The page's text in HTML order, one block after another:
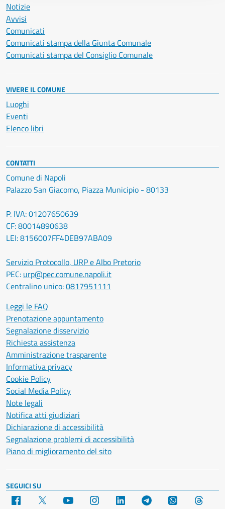
Notizie
Avvisi
Comunicati
Comunicati stampa della Giunta Comunale
Comunicati stampa del Consiglio Comunale
VIVERE IL COMUNE
Luoghi
Eventi
Elenco libri
CONTATTI
Comune di Napoli
Palazzo San Giacomo, Piazza Municipio - 80133
P. IVA: 01207650639
CF: 80014890638
LEI: 8156007FF4DEB97ABA09
Servizio Protocollo, URP e Albo Pretorio
PEC: urp@pec.comune.napoli.it
Centralino unico:0817951111
Leggi le FAQ
Prenotazione appuntamento
Segnalazione disservizio
Richiesta assistenza
Amministrazione trasparente
Informativa privacy
Cookie Policy
Social Media Policy
Note legali
Notifica atti giudiziari
Dichiarazione di accessibilità
Segnalazione problemi di accessibilità
Piano di miglioramento del sito
SEGUICI SU
Facebook YouTube Instagram LinkedIn Telegram WhatsApp